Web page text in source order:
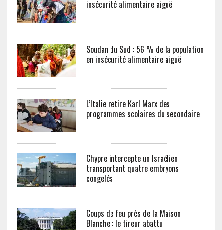
insécurité alimentaire aiguë
Soudan du Sud : 56 % de la population
en insécurité alimentaire aiguë
L’Italie retire Karl Marx des
programmes scolaires du secondaire
Chypre intercepte un Israélien
transportant quatre embryons
congelés
Coups de feu près de la Maison
Blanche : le tireur abattu